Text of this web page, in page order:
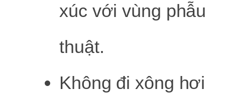
xúc với vùng phẫu
thuật.
Không đi xông hơi